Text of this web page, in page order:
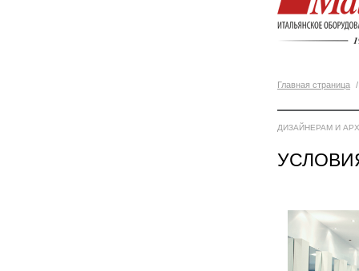
Главная страница /
ДИЗАЙНЕРАМ И